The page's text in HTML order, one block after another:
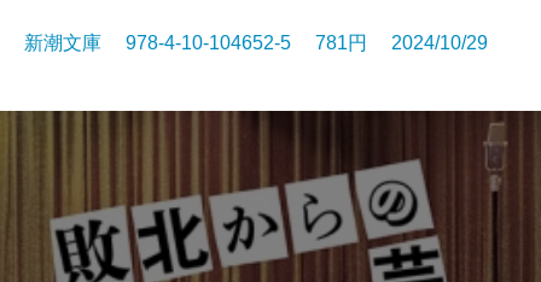
新潮文庫 978-4-10-104652-5 781円 2024/10/29